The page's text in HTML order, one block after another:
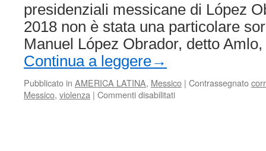
presidenziali messicane di López
2018 non è stata una particolare
Manuel López Obrador, detto
Continua a leggere→
Pubblicato in AMERICA LATINA, Messico | Contrassegnato
Messico, violenza | Commenti disabilitatisu